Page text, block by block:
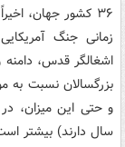
۳۶ کشور جهان،
زمانی جنگ
بزرگسالان نسبت به
سال دارند) بیشتر